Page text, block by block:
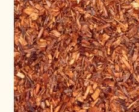
Privacy statement
Privacyverklaring
Product range